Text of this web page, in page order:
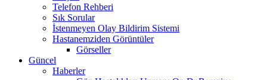
Telefon Rehberi
Sık Sorular
İstenmeyen Olay Bildirim Sistemi
Hastanemziden Görüntüler
Görseller
Güncel
Haberler